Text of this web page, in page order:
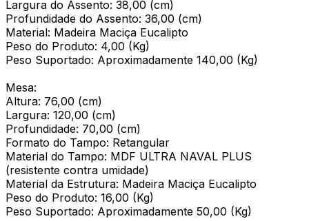
Largura do Assento: 38,00 (cm)
Profundidade do Assento: 36,00 (cm)
Material: Madeira Maciça Eucalipto
Peso do Produto: 4,00 (Kg)
Peso Suportado: Aproximadamente 140,00 (Kg)
Mesa:
Altura: 76,00 (cm)
Largura: 120,00 (cm)
Profundidade: 70,00 (cm)
Formato do Tampo: Retangular
Material do Tampo: MDF ULTRA NAVAL PLUS
(resistente contra umidade)
Material da Estrutura: Madeira Maciça Eucalipto
Peso do Produto: 16,00 (Kg)
Peso Suportado: Aproximadamente 50,00 (Kg)